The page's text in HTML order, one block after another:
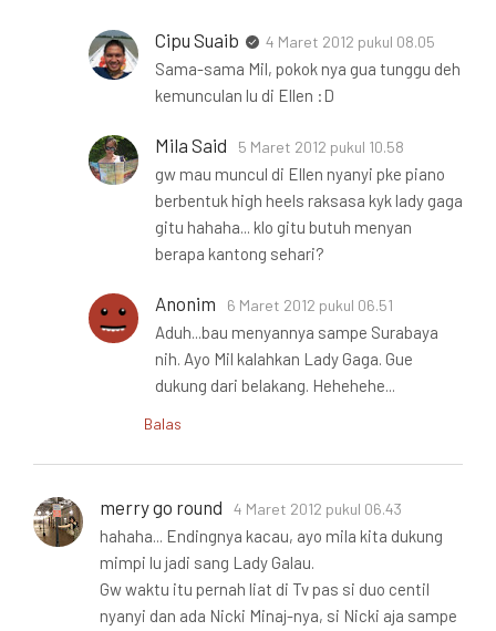
Cipu Suaib 4 Maret 2012 pukul 08.05
Sama-sama Mil, pokok nya gua tunggu deh
kemunculan lu di Ellen :D
Mila Said 5 Maret 2012 pukul 10.58
gw mau muncul di Ellen nyanyi pke piano
berbentuk high heels raksasa kyk lady gaga
gitu hahaha... klo gitu butuh menyan
berapa kantong sehari?
Anonim 6 Maret 2012 pukul 06.51
Aduh...bau menyannya sampe Surabaya
nih. Ayo Mil kalahkan Lady Gaga. Gue
dukung dari belakang. Hehehehe...
Balas
merry go round 4 Maret 2012 pukul 06.43
hahaha... Endingnya kacau, ayo mila kita dukung
mimpi lu jadi sang Lady Galau.
Gw waktu itu pernah liat di Tv pas si duo centil
nyanyi dan ada Nicki Minaj-nya, si Nicki aja sampe